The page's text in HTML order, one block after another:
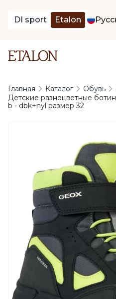
DI sport Etalon
Главная Каталог Обувь
Детские разноцветные
b - dbk+nyl размер 32